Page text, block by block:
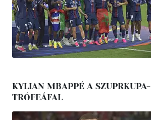
KYLIAN MBAPPÉ A SZUPRKUPA-
TRÓFEÁFAL